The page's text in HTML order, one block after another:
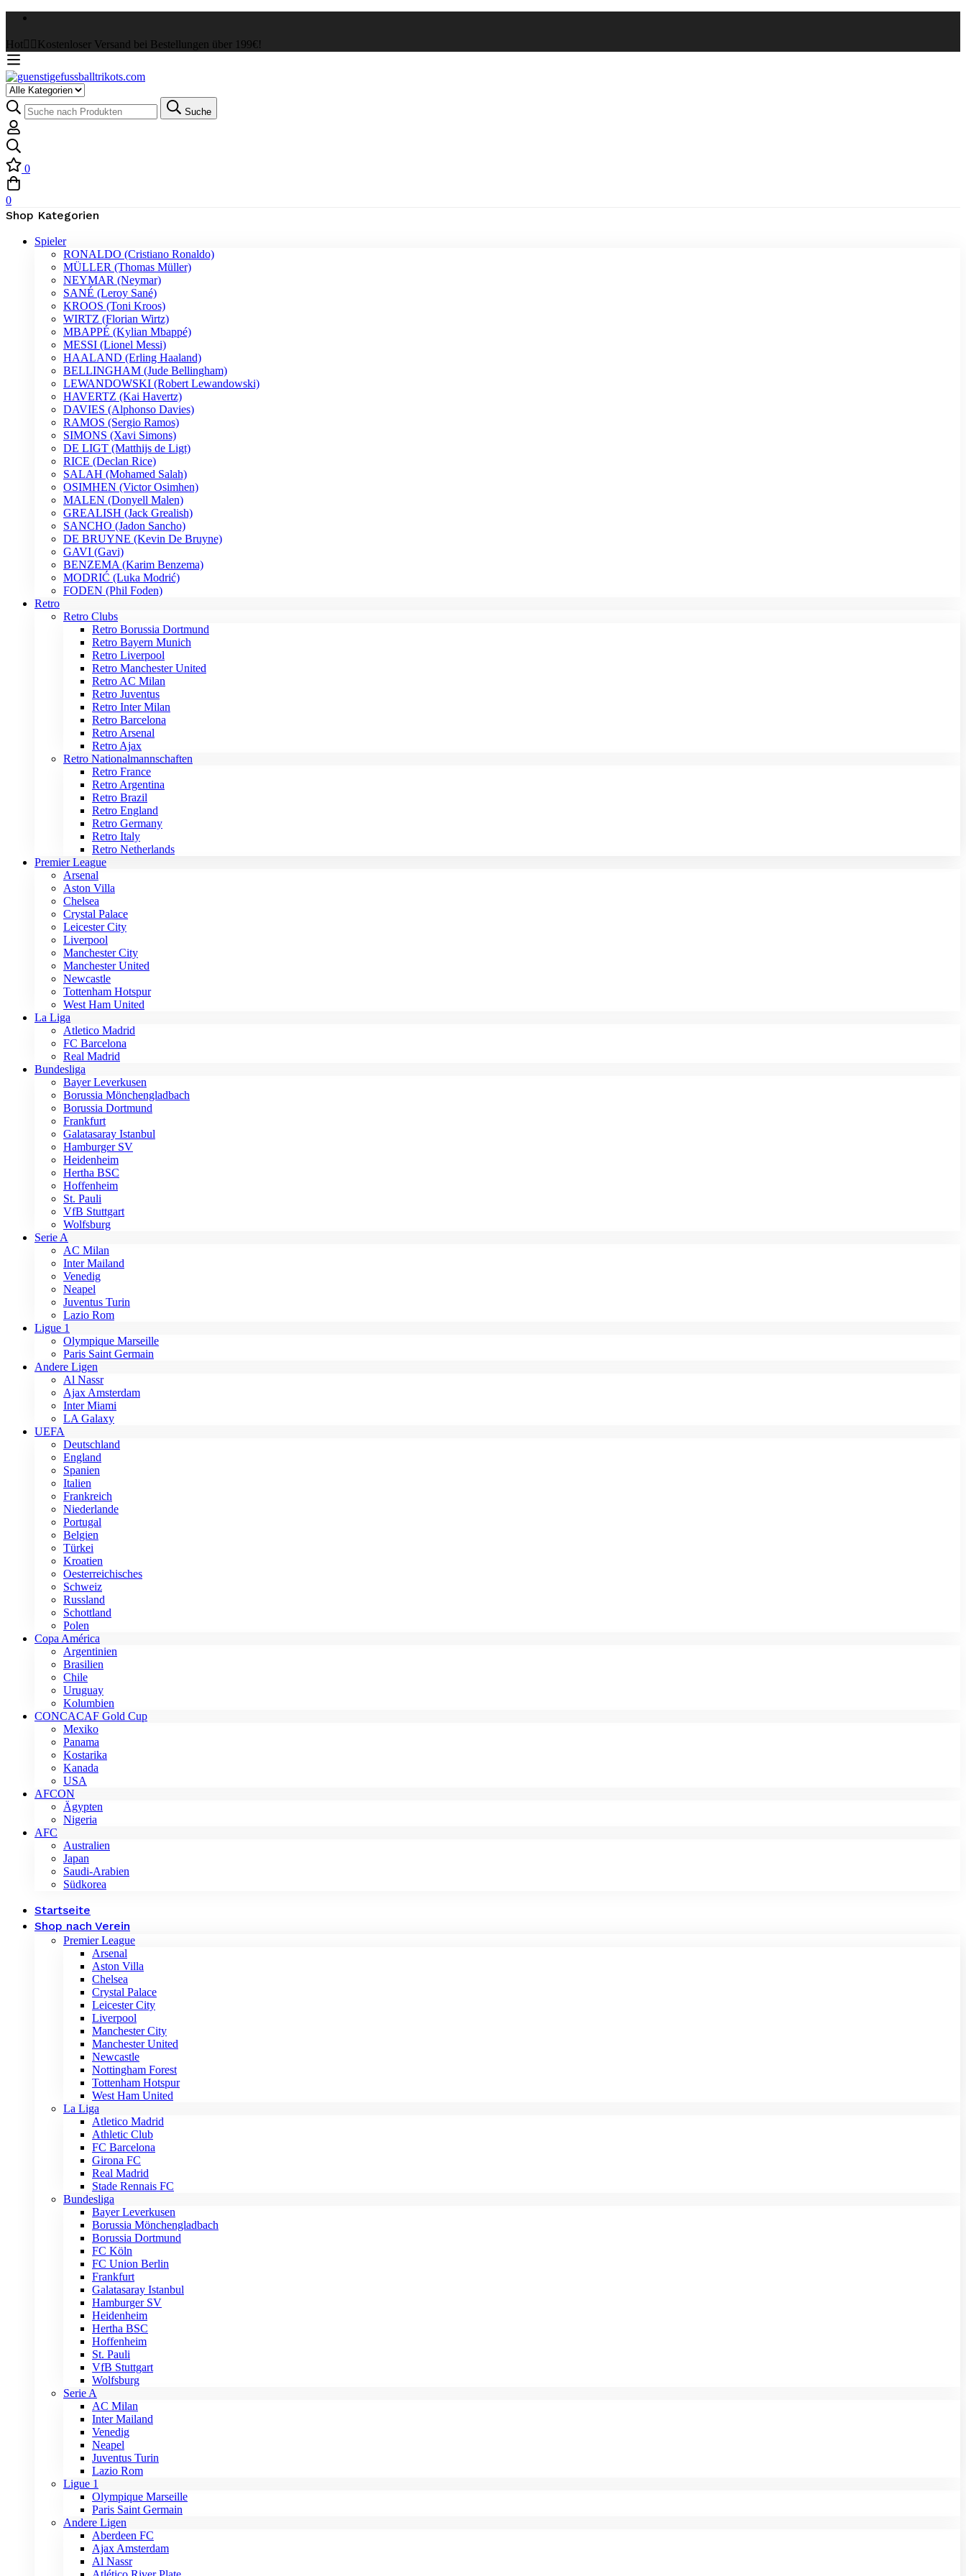
Hot ✌🏼Kostenloser Versand bei Bestellungen über 199€!
Select
a
Category
Suche
nach:
Suche
0
0
Shop Kategorien
Spieler
RONALDO (Cristiano Ronaldo)
MÜLLER (Thomas Müller)
NEYMAR (Neymar)
SANÉ (Leroy Sané)
KROOS (Toni Kroos)
WIRTZ (Florian Wirtz)
MBAPPÉ (Kylian Mbappé)
MESSI (Lionel Messi)
HAALAND (Erling Haaland)
BELLINGHAM (Jude Bellingham)
LEWANDOWSKI (Robert Lewandowski)
HAVERTZ (Kai Havertz)
DAVIES (Alphonso Davies)
RAMOS (Sergio Ramos)
SIMONS (Xavi Simons)
DE LIGT (Matthijs de Ligt)
RICE (Declan Rice)
SALAH (Mohamed Salah)
OSIMHEN (Victor Osimhen)
MALEN (Donyell Malen)
GREALISH (Jack Grealish)
SANCHO (Jadon Sancho)
DE BRUYNE (Kevin De Bruyne)
GAVI (Gavi)
BENZEMA (Karim Benzema)
MODRIĆ (Luka Modrić)
FODEN (Phil Foden)
Retro
Retro Clubs
Retro Borussia Dortmund
Retro Bayern Munich
Retro Liverpool
Retro Manchester United
Retro AC Milan
Retro Juventus
Retro Inter Milan
Retro Barcelona
Retro Arsenal
Retro Ajax
Retro Nationalmannschaften
Retro France
Retro Argentina
Retro Brazil
Retro England
Retro Germany
Retro Italy
Retro Netherlands
Premier League
Arsenal
Aston Villa
Chelsea
Crystal Palace
Leicester City
Liverpool
Manchester City
Manchester United
Newcastle
Tottenham Hotspur
West Ham United
La Liga
Atletico Madrid
FC Barcelona
Real Madrid
Bundesliga
Bayer Leverkusen
Borussia Mönchengladbach
Borussia Dortmund
Frankfurt
Galatasaray Istanbul
Hamburger SV
Heidenheim
Hertha BSC
Hoffenheim
St. Pauli
VfB Stuttgart
Wolfsburg
Serie A
AC Milan
Inter Mailand
Venedig
Neapel
Juventus Turin
Lazio Rom
Ligue 1
Olympique Marseille
Paris Saint Germain
Andere Ligen
Al Nassr
Ajax Amsterdam
Inter Miami
LA Galaxy
UEFA
Deutschland
England
Spanien
Italien
Frankreich
Niederlande
Portugal
Belgien
Türkei
Kroatien
Oesterreichisches
Schweiz
Russland
Schottland
Polen
Copa América
Argentinien
Brasilien
Chile
Uruguay
Kolumbien
CONCACAF Gold Cup
Mexiko
Panama
Kostarika
Kanada
USA
AFCON
Ägypten
Nigeria
AFC
Australien
Japan
Saudi-Arabien
Südkorea
Startseite
Shop nach Verein
Premier League
Arsenal
Aston Villa
Chelsea
Crystal Palace
Leicester City
Liverpool
Manchester City
Manchester United
Newcastle
Nottingham Forest
Tottenham Hotspur
West Ham United
La Liga
Atletico Madrid
Athletic Club
FC Barcelona
Girona FC
Real Madrid
Stade Rennais FC
Bundesliga
Bayer Leverkusen
Borussia Mönchengladbach
Borussia Dortmund
FC Köln
FC Union Berlin
Frankfurt
Galatasaray Istanbul
Hamburger SV
Heidenheim
Hertha BSC
Hoffenheim
St. Pauli
VfB Stuttgart
Wolfsburg
Serie A
AC Milan
Inter Mailand
Venedig
Neapel
Juventus Turin
Lazio Rom
Ligue 1
Olympique Marseille
Paris Saint Germain
Andere Ligen
Aberdeen FC
Ajax Amsterdam
Al Nassr